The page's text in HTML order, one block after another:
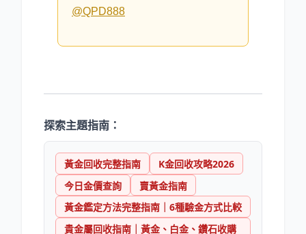
@QPD888
探索主題指南：
黃金回收完整指南
K金回收攻略2026
今日金價查詢
賣黃金指南
黃金鑑定方法完整指南｜6種驗金方式比較
貴金屬回收指南｜黃金、白金、鑽石收購